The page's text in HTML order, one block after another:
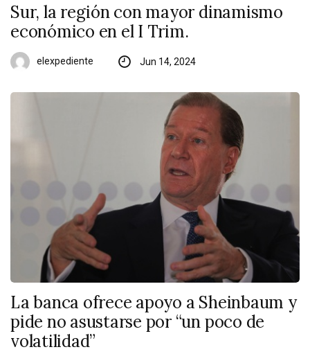
Sur, la región con mayor dinamismo
económico en el I Trim.
elexpediente Jun 14, 2024
La banca ofrece apoyo a Sheinbaum y
pide no asustarse por “un poco de
volatilidad”